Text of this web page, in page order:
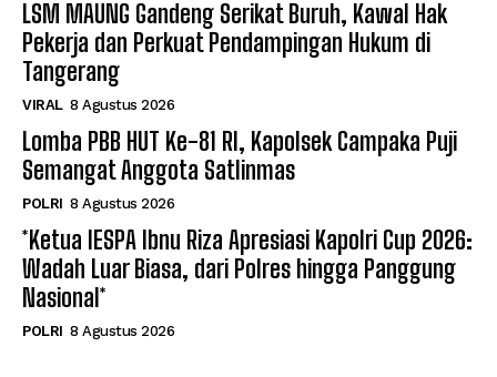
LSM MAUNG Gandeng Serikat Buruh, Kawal Hak
Pekerja dan Perkuat Pendampingan Hukum di
Tangerang
VIRAL 8 Agustus 2026
Lomba PBB HUT Ke-81 RI, Kapolsek Campaka Puji
Semangat Anggota Satlinmas
POLRI 8 Agustus 2026
*Ketua IESPA Ibnu Riza Apresiasi Kapolri Cup 2026:
Wadah Luar Biasa, dari Polres hingga Panggung
Nasional*
POLRI 8 Agustus 2026